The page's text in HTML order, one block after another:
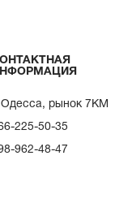
Одесса, рынок 7КМ
225-50-35
962-48-47